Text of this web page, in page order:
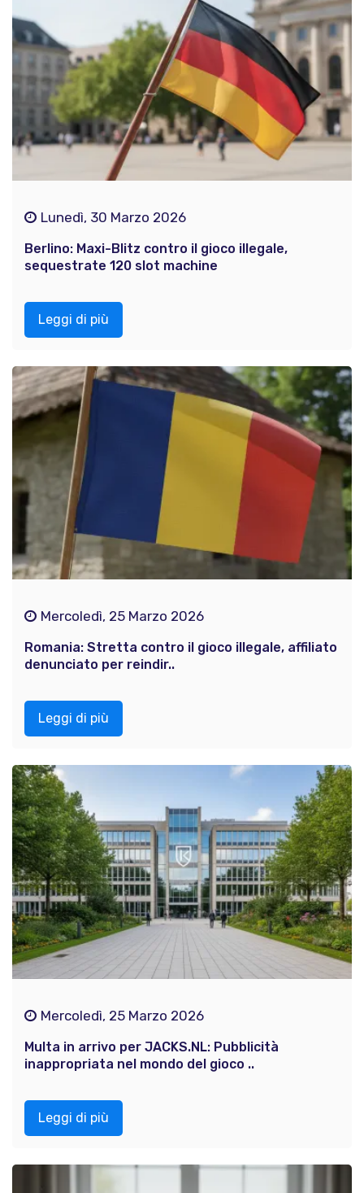
Lunedì, 30 Marzo 2026
Berlino: Maxi-Blitz contro il gioco illegale,
sequestrate 120 slot machine
Leggi di più
Mercoledì, 25 Marzo 2026
Romania: Stretta contro il gioco illegale, affiliato
denunciato per reindir..
Leggi di più
Mercoledì, 25 Marzo 2026
Multa in arrivo per JACKS.NL: Pubblicità
inappropriata nel mondo del gioco ..
Leggi di più